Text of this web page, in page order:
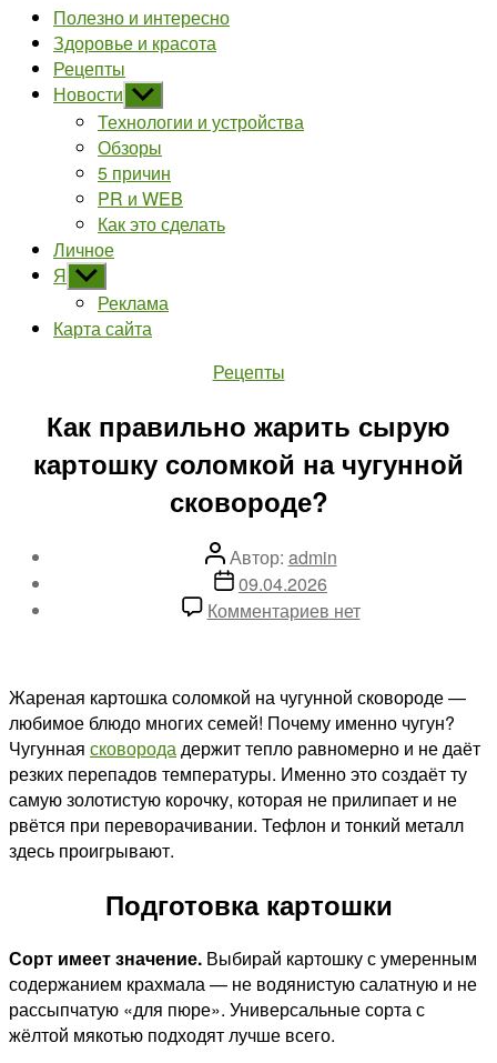
Полезно и интересно
Здоровье и красота
Рецепты
Новости Показывать
подменю
Технологии и устройства
Обзоры
5 причин
PR и WEB
Как это сделать
Личное
Я Показывать
подменю
Реклама
Карта сайта
Рубрики
Рецепты
Как правильно жарить сырую
картошку соломкой на чугунной
сковороде?
Автор
записи
Автор: admin
Дата
записи
09.04.2026
Комментариевк
правильно
жарить
сырую
картошку
соломкой
на
чугунной
нет
Жареная картошка соломкой на чугунной сковороде —
любимое блюдо многих семей! Почему именно чугун?
Чугунная сковородадержит тепло равномерно и не даёт
резких перепадов температуры. Именно это создаёт ту
самую золотистую корочку, которая не прилипает и не
рвётся при переворачивании. Тефлон и тонкий металл
здесь проигрывают.
Подготовка картошки
Сорт имеет значение. Выбирай картошку с умеренным
содержанием крахмала — не водянистую салатную и не
рассыпчатую «для пюре». Универсальные сорта с
жёлтой мякотью подходят лучше всего.